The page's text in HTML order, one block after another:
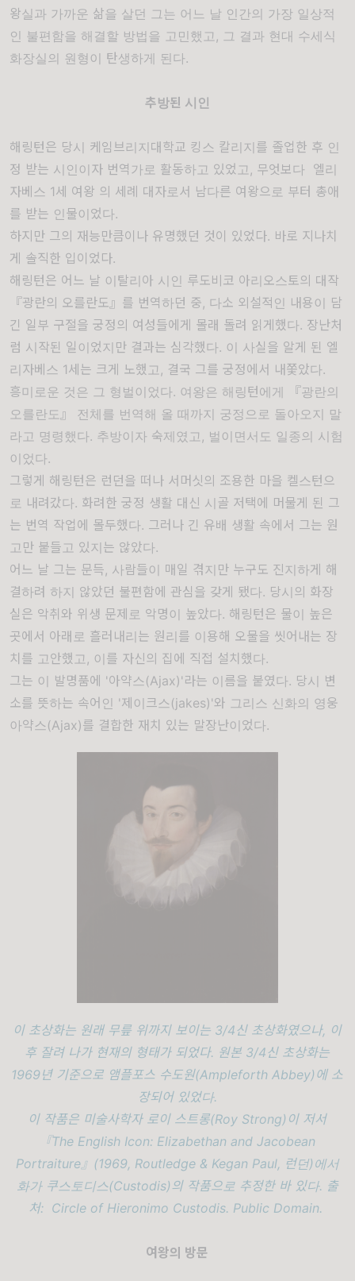
왕실과 가까운 삶을 살던 그는 어느 날 인간의 가장 일상적
인 불편함을 해결할 방법을 고민했고, 그 결과 현대 수세식
화장실의 원형이 탄생하게 된다.
추방된 시인
해링턴은 당시 케임브리지대학교 킹스 칼리지를 졸업한 후 인
정 받는 시인이자 번역가로 활동하고 있었고, 무엇보다 엘리
자베스 1세 여왕 의 세례 대자로서 남다른 여왕으로 부터 총애
를 받는 인물이었다.
하지만 그의 재능만큼이나 유명했던 것이 있었다. 바로 지나치
게 솔직한 입이었다.
해링턴은 어느 날 이탈리아 시인 루도비코 아리오스토의 대작
『광란의 오를란도』를 번역하던 중, 다소 외설적인 내용이 담
긴 일부 구절을 궁정의 여성들에게 몰래 돌려 읽게했다. 장난처
럼 시작된 일이었지만 결과는 심각했다. 이 사실을 알게 된 엘
리자베스 1세는 크게 노했고, 결국 그를 궁정에서 내쫓았다.
흥미로운 것은 그 형벌이었다. 여왕은 해링턴에게 『광란의
오를란도』 전체를 번역해 올 때까지 궁정으로 돌아오지 말
라고 명령했다. 추방이자 숙제였고, 벌이면서도 일종의 시험
이었다.
그렇게 해링턴은 런던을 떠나 서머싯의 조용한 마을 켈스턴으
로 내려갔다. 화려한 궁정 생활 대신 시골 저택에 머물게 된 그
는 번역 작업에 몰두했다. 그러나 긴 유배 생활 속에서 그는 원
고만 붙들고 있지는 않았다.
어느 날 그는 문득, 사람들이 매일 겪지만 누구도 진지하게 해
결하려 하지 않았던 불편함에 관심을 갖게 됐다. 당시의 화장
실은 악취와 위생 문제로 악명이 높았다. 해링턴은 물이 높은
곳에서 아래로 흘러내리는 원리를 이용해 오물을 씻어내는 장
치를 고안했고, 이를 자신의 집에 직접 설치했다.
그는 이 발명품에 '아약스(Ajax)'라는 이름을 붙였다. 당시 변
소를 뜻하는 속어인 '제이크스(jakes)'와 그리스 신화의 영웅
아약스(Ajax)를 결합한 재치 있는 말장난이었다.
이 초상화는 원래 무릎 위까지 보이는 3/4신 초상화였으나, 이
후 잘려 나가 현재의 형태가 되었다. 원본 3/4신 초상화는
1969년 기준으로 앰플포스 수도원(Ampleforth Abbey)에 소
장되어 있었다.
이 작품은 미술사학자 로이 스트롱(Roy Strong)이 저서
『The English Icon: Elizabethan and Jacobean
Portraiture』(1969, Routledge & Kegan Paul, 런던)에서
화가 쿠스토디스(Custodis)의 작품으로 추정한 바 있다. 출
처: Circle of Hieronimo Custodis. Public Domain.
여왕의 방문